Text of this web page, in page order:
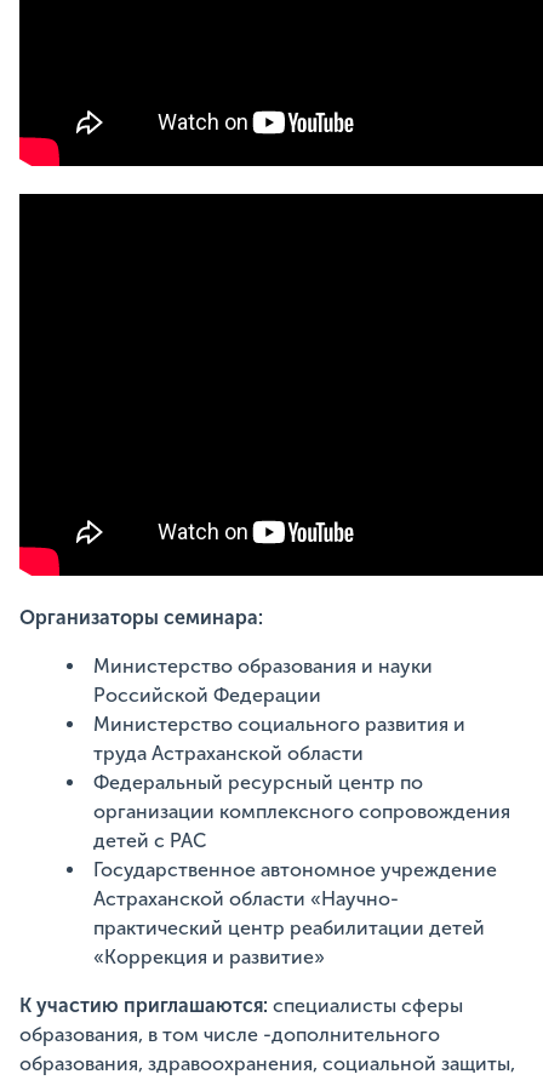
Организаторы семинара:
Министерство образования и науки
Российской Федерации
Министерство социального развития и
труда Астраханской области
Федеральный ресурсный центр по
организации комплексного сопровождения
детейс РАС
Государственное автономное учреждение
Астраханской области «Научно-
практический центр реабилитации детей
«Коррекция и развитие»
К участию приглашаются: специалисты сферы
образования, в том числе -дополнительного
образования, здравоохранения, социальной защиты,